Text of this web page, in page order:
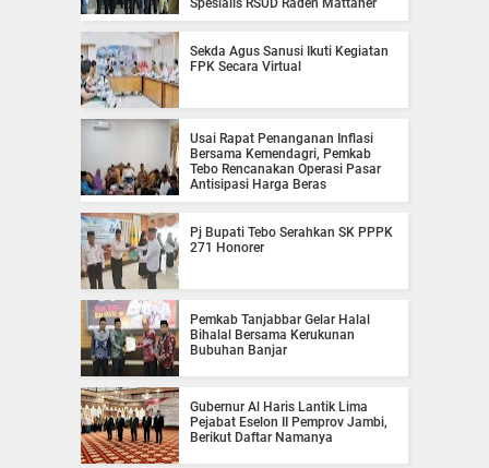
Sekda Agus Sanusi Ikuti Kegiatan
FPK Secara Virtual
Usai Rapat Penanganan Inflasi
Bersama Kemendagri, Pemkab
Tebo Rencanakan Operasi Pasar
Antisipasi Harga Beras
Pj Bupati Tebo Serahkan SK PPPK
271 Honorer
Pemkab Tanjabbar Gelar Halal
Bihalal Bersama Kerukunan
Bubuhan Banjar
Gubernur Al Haris Lantik Lima
Pejabat Eselon II Pemprov Jambi,
Berikut Daftar Namanya